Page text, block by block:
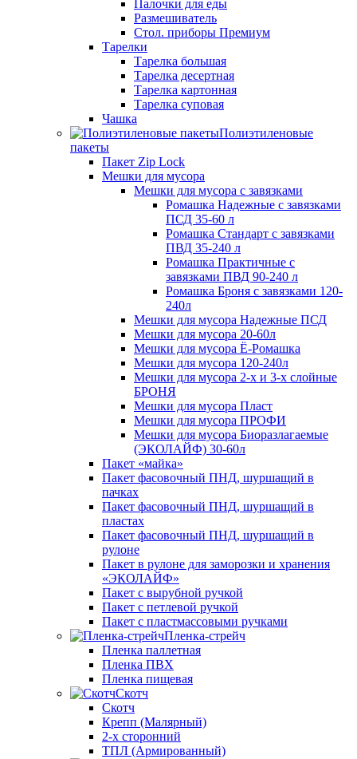
Палочки для еды
Размешиватель
Стол. приборы Премиум
Тарелки
Тарелка большая
Тарелка десертная
Тарелка картонная
Тарелка суповая
Чашка
Полиэтиленовые
пакеты
Пакет Zip Lock
Мешки для мусора
Мешки для мусора с завязками
Ромашка Надежные с завязками
ПСД 35-60 л
Ромашка Стандарт с завязками
ПВД 35-240 л
Ромашка Практичные с
завязками ПВД 90-240 л
Ромашка Броня с завязками 120-
240л
Мешки для мусора Надежные ПСД
Мешки для мусора 20-60л
Мешки для мусора Ё-Ромашка
Мешки для мусора 120-240л
Мешки для мусора 2-х и 3-х слойные
БРОНЯ
Мешки для мусора Пласт
Мешки для мусора ПРОФИ
Мешки для мусора Биоразлагаемые
(ЭКОЛАЙФ) 30-60л
Пакет «майка»
Пакет фасовочный ПНД, шуршащий в
пачках
Пакет фасовочный ПНД, шуршащий в
пластах
Пакет фасовочный ПНД, шуршащий в
рулоне
Пакет в рулоне для заморозки и хранения
«ЭКОЛАЙФ»
Пакет с вырубной ручкой
Пакет с петлевой ручкой
Пакет с пластмассовыми ручками
Пленка-стрейч
Пленка паллетная
Пленка ПВХ
Пленка пищевая
Скотч
Скотч
Крепп (Малярный)
2-х сторонний
ТПЛ (Армированный)